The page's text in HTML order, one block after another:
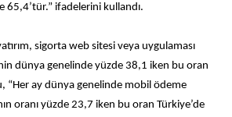
65,4’tür.” ifadelerini kullandı.
sigorta web sitesi veya uygulaması
dünya genelinde yüzde 38,1 iken bu oran
“Her ay dünya genelinde mobil ödeme
oranı yüzde 23,7 iken bu oran Türkiye’de